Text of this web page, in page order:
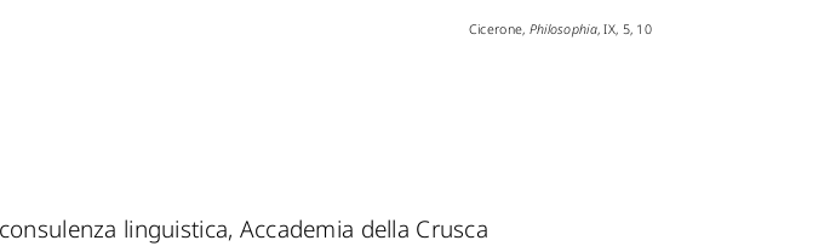
Cicerone, Philosophia, IX, 5, 10
linguistica, Accademia della Crusca